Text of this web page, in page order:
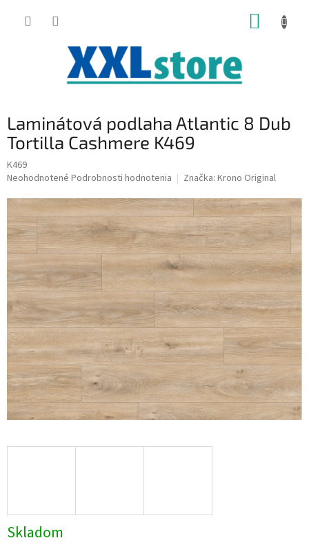
Laminátová podlaha Atlantic 8 Dub
Tortilla Cashmere K469
K469
Priemerné
produktu
0,0
z
5
hviezdičiek.
Neohodnotené Podrobnosti hodnotenia Značka: Krono Original
Skladom